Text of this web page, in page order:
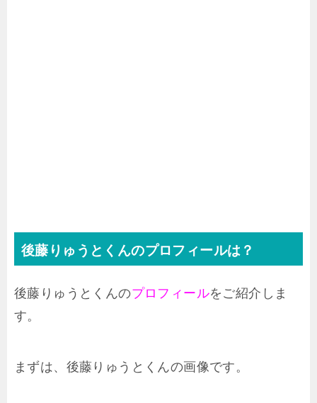
後藤りゅうとくんのプロフィールは？
後藤りゅうとくんのプロフィールをご紹介しま
す。
まずは、後藤りゅうとくんの画像です。